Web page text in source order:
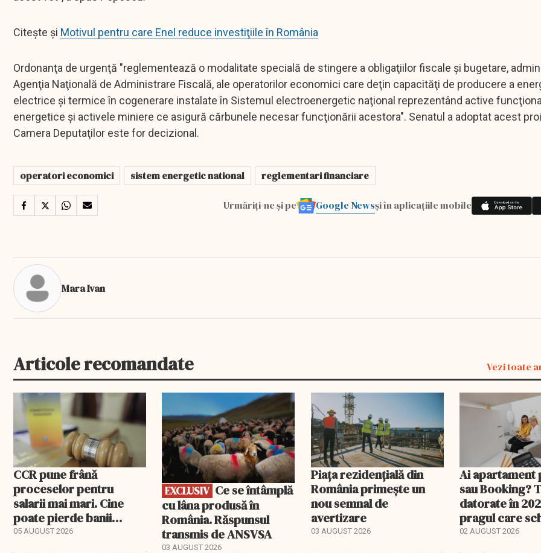
Citește și Motivul pentru care Enel reduce investiţiile în România
Ordonanţa de urgenţă "reglementează o modalitate specială de stingere a obligaţiilor fiscale şi bugetare,
Agenţia Naţională de Administrare Fiscală, ale operatorilor economici care deţin capacităţi de producere a
electrice şi termice în cogenerare instalate în Sistemul electroenergetic naţional reprezentând active
energetice şi activele miniere ce asigură cărbunele necesar funcţionării acestora". Senatul a adoptat acest
Camera Deputaţilor este for decizional.
operatori economici sistem energetic national reglementari financiare
Urmăriți-ne și pe Google Newsși în aplicațiile mobile
Mara Ivan
Articole recomandate Vezi toate
CCR pune frână
proceselor pentru
salarii mai mari. Cine
poate pierde banii
ceruți statului
05 AUGUST 2026
EXCLUSIV
EXCLUSIV
cu lâna produsă în
România. Răspunsul
transmis de ANSVSA
03 AUGUST 2026
Piața rezidențială din
România primește un
nou semnal de
avertizare
03 AUGUST 2026
Ai apartament
sau Booking?
datorate în
pragul care
regimul fiscal
02 AUGUST 2026